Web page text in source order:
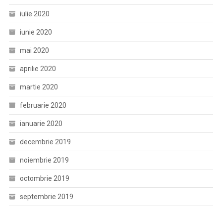
iulie 2020
iunie 2020
mai 2020
aprilie 2020
martie 2020
februarie 2020
ianuarie 2020
decembrie 2019
noiembrie 2019
octombrie 2019
septembrie 2019